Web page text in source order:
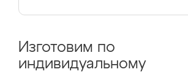
Изготовим по
индивидуальному